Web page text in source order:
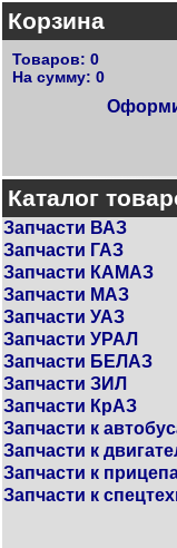
Корзина
Товаров: 0
На сумму: 0
Каталог
Запчасти ВАЗ
Запчасти ГАЗ
Запчасти КАМАЗ
Запчасти МАЗ
Запчасти УАЗ
Запчасти УРАЛ
Запчасти БЕЛАЗ
Запчасти ЗИЛ
Запчасти КрАЗ
Запчасти к
Запчасти к
Запчасти к
Запчасти к